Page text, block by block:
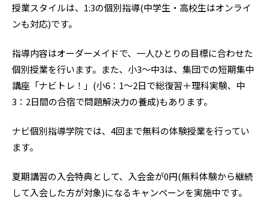
授業スタイルは、1:3の個別指導(中学生・高校生はオンライ
ンも対応)です。
指導内容はオーダーメイドで、一人ひとりの目標に合わせた
個別授業を行います。また、小3〜中3は、集団での短期集中
講座「ナビトレ！」(小6：1〜2日で総復習＋理科実験、中
3：2日間の合宿で問題解決力の養成)もあります。
ナビ個別指導学院では、4回まで無料の体験授業を行ってい
ます。
夏期講習の入会特典として、入会金が0円(無料体験から継続
して入会した方が対象)になるキャンペーンを実施中です。